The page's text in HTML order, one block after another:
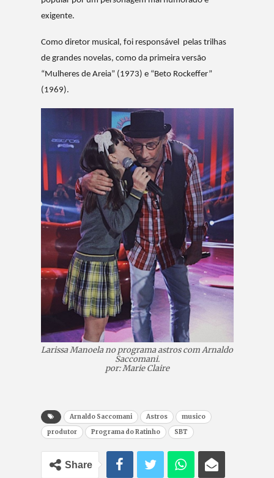
exigente.
Como diretor musical, foi responsável pelas trilhas
de grandes novelas, como da primeira versão
“Mulheres de Areia” (1973) e “Beto Rockeffer”
(1969).
Larissa Manoela no programa astros com Arnaldo
Saccomani.
por: Marie Claire
Arnaldo Saccomani Astros
musico
produtor
Programa do Ratinho SBT
Share